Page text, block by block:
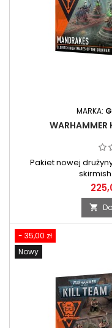
MARKA:
WARHAMMER
Pakiet nowej

- 35,00 zł
Nowy